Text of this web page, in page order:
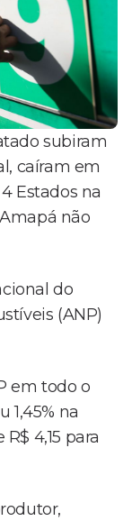
subiram
caíram em
Estados na
não
do
(ANP)
em todo o
1,45% na
4,15 para